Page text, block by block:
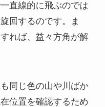
直線的に飛ぶのでは
回するのです。ま
れば、益々方角が解
同じ色の山や川ばか
位置を確認するため